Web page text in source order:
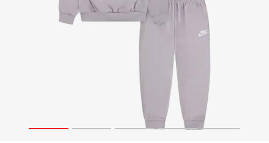
1 2 3 4 5